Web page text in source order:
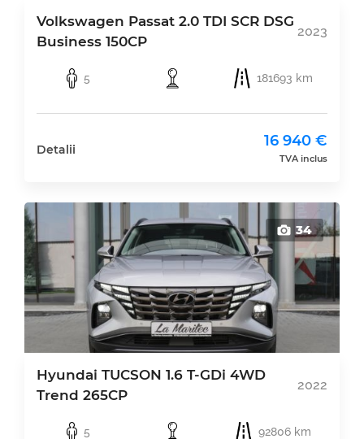
Volkswagen Passat 2.0 TDI SCR DSG
Business 150CP
2023
5 181693 km
Detalii 16 940 €
TVA inclus
34
Hyundai TUCSON 1.6 T-GDi 4WD
Trend 265CP
2022
5 92806 km